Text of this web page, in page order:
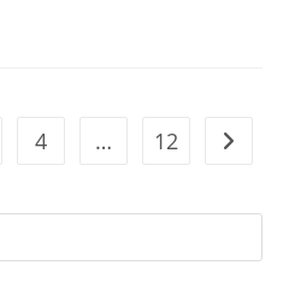
4 … 12 Zur